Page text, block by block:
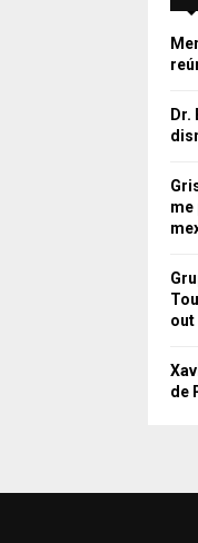
me
out
de